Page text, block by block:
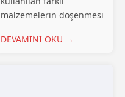
malzemelerin döşenmesi
yerlerine, okullardan
DEVAMINI OKU →